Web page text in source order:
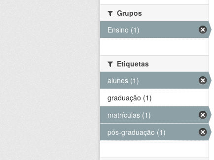
Grupos
Ensino (1)
Etiquetas
alunos (1)
graduação (1)
matrículas (1)
pós-graduação (1)